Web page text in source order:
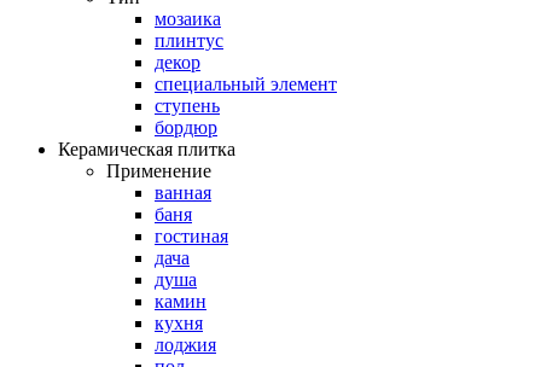
мозаика
плинтус
декор
специальный элемент
ступень
бордюр
Керамическая плитка
Применение
ванная
баня
гостиная
дача
душа
камин
кухня
лоджия